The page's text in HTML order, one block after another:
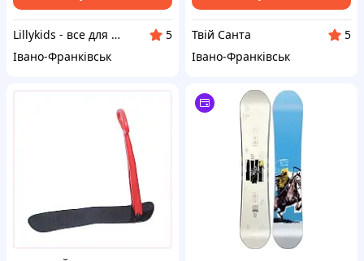
Lillykids - все для дітей!
5
Івано-Франківськ
Твій Санта
5
Івано-Франківськ